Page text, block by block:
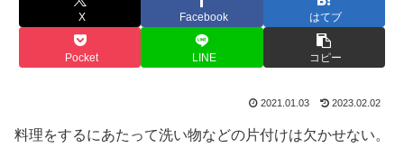
X Facebook はてブ
Pocket LINE コピー
2021.01.03 2023.02.02
料理をするにあたって洗い物などの片付けは欠かせない。